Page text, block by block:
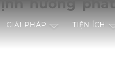
GIẢI PHÁP TIỆN ÍCH
hướng